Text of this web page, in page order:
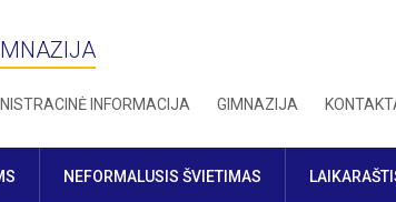
INFORMACIJA GIMNAZIJA
NEFORMALUSIS ŠVIETIMAS